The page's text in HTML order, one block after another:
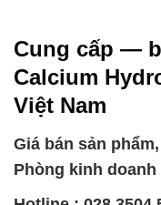
Cung cấp —
Calcium
Việt Nam
Giá bán sản
Phòng kinh doanh